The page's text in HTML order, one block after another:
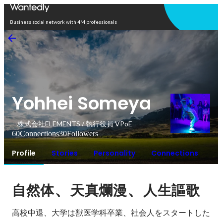
Business social network with 4M professionals
Yohhei Someya
株式会社ELEMENTS / 執行役員 VPoE
60Connections30Followers
Profile Stories Personality Connections
自然体、天真爛漫、人生謳歌
高校中退、大学は獣医学科卒業、社会人をスタートした